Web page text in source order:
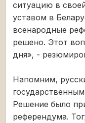
ситуацию в
уставом в
всенародные
решено. Этот
дня», -
Напомним,
Решение было
референдума.